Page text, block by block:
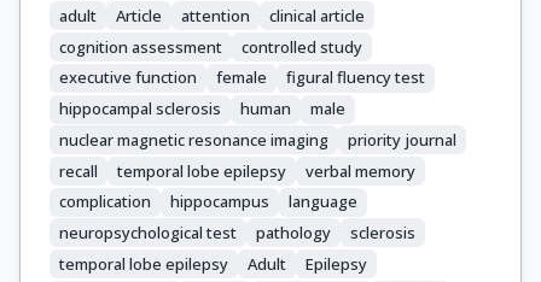
adult Article attention
clinical article
cognition assessment
controlled study
executive function
female
figural fluency test
hippocampal sclerosis
human
male
nuclear magnetic resonance imaging
priority journal
recall
temporal lobe epilepsy
verbal memory
complication
hippocampus
language
neuropsychological test
pathology
sclerosis
temporal lobe epilepsy
Adult
Epilepsy